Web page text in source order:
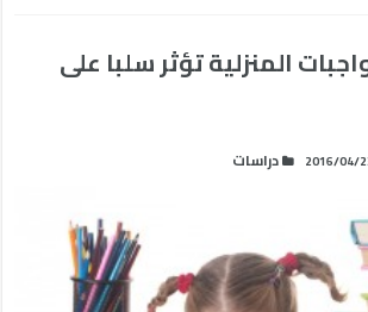
المنزلية تؤثر سلبا على
2016/04/ دراسات